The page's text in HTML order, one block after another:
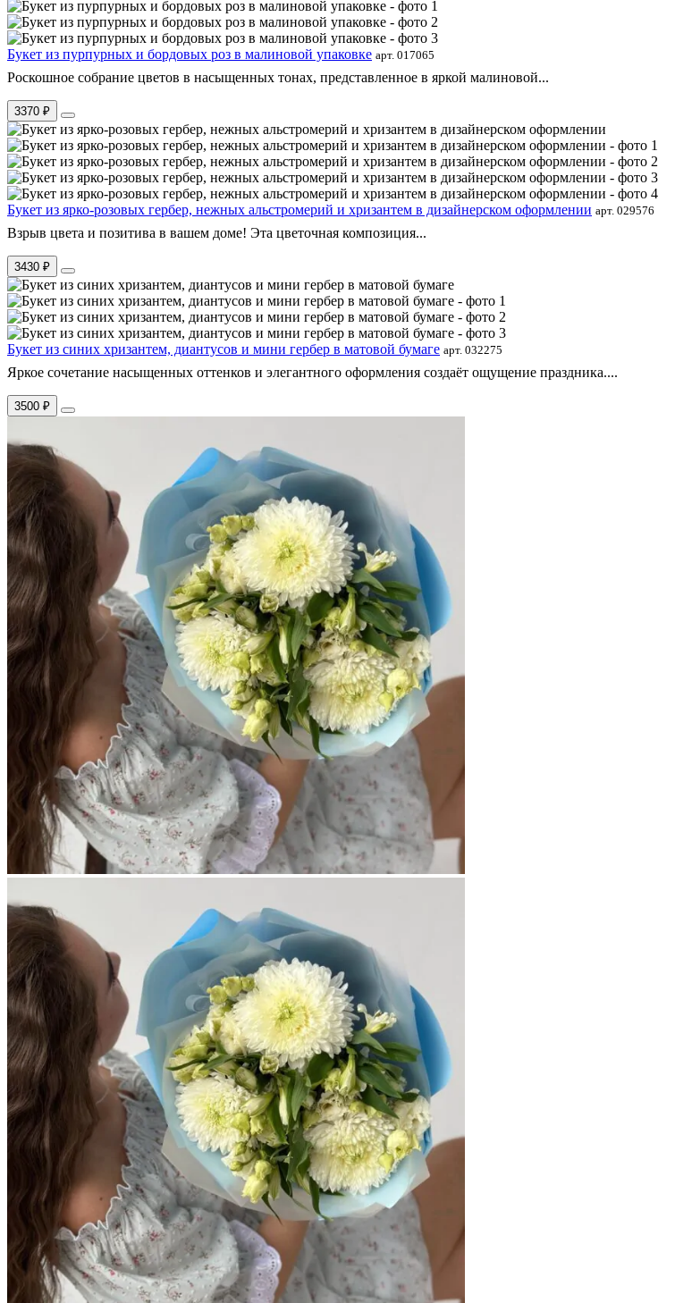
Букет из пурпурных и бордовых роз в малиновой упаковке арт. 017065
Роскошное собрание цветов в насыщенных тонах, представленное в яркой малиновой...
3370 ₽
Букет из ярко-розовых гербер, нежных альстромерий и хризантем в дизайнерском оформлении арт. 029576
Взрыв цвета и позитива в вашем доме! Эта цветочная композиция...
3430 ₽
Букет из синих хризантем, диантусов и мини гербер в матовой бумаге арт. 032275
Яркое сочетание насыщенных оттенков и элегантного оформления создаёт ощущение праздника....
3500 ₽